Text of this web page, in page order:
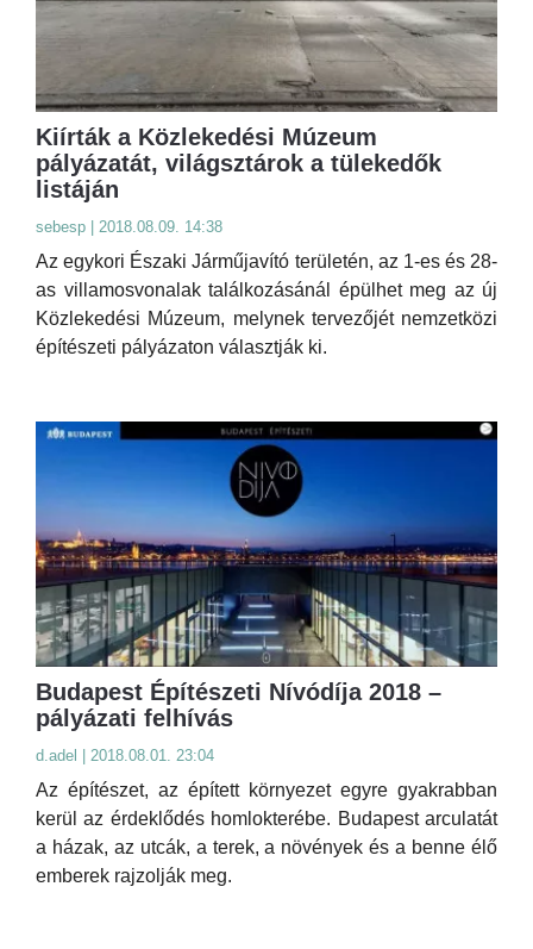
Kiírták a Közlekedési Múzeum
pályázatát, világsztárok a tülekedők
listáján
sebesp | 2018.08.09. 14:38
Az egykori Északi Járműjavító területén, az 1-es és 28-
as villamosvonalak találkozásánál épülhet meg az új
Közlekedési Múzeum, melynek tervezőjét nemzetközi
építészeti pályázaton választják ki.
Budapest Építészeti Nívódíja 2018 –
pályázati felhívás
d.adel | 2018.08.01. 23:04
Az építészet, az épített környezet egyre gyakrabban
kerül az érdeklődés homlokterébe. Budapest arculatát
a házak, az utcák, a terek, a növények és a benne élő
emberek rajzolják meg.